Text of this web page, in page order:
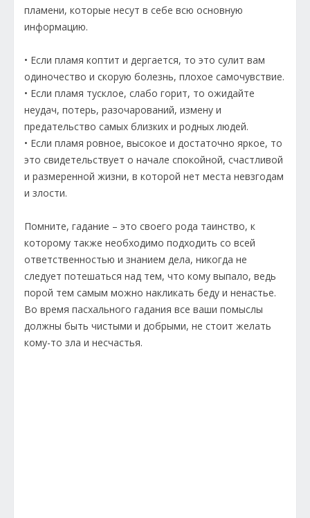
пламени, которые несут в себе всю основную
информацию.
• Если пламя коптит и дергается, то это сулит вам
одиночество и скорую болезнь, плохое самочувствие.
• Если пламя тусклое, слабо горит, то ожидайте
неудач, потерь, разочарований, измену и
предательство самых близких и родных людей.
• Если пламя ровное, высокое и достаточно яркое, то
это свидетельствует о начале спокойной, счастливой
и размеренной жизни, в которой нет места невзгодам
и злости.
Помните, гадание – это своего рода таинство, к
которому также необходимо подходить со всей
ответственностью и знанием дела, никогда не
следует потешаться над тем, что кому выпало, ведь
порой тем самым можно накликать беду и ненастье.
Во время пасхального гадания все ваши помыслы
должны быть чистыми и добрыми, не стоит желать
кому-то зла и несчастья.